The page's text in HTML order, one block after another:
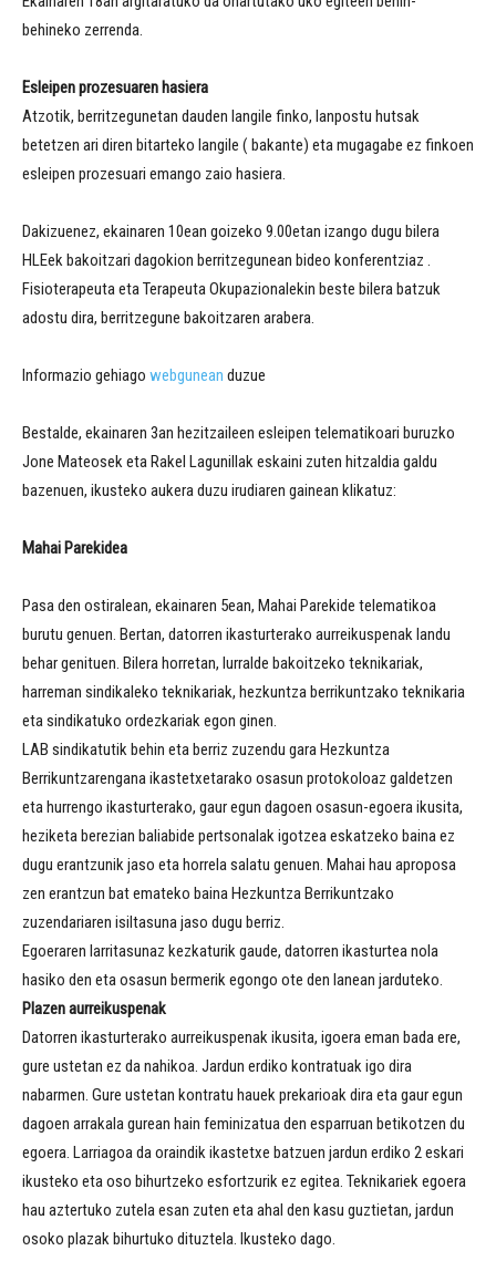
behineko zerrenda.
Esleipen prozesuaren hasiera
Atzotik, berritzegunetan dauden langile finko, lanpostu hutsak
betetzen ari diren bitarteko langile ( bakante) eta mugagabe ez finkoen
esleipen prozesuari emango zaio hasiera.
Dakizuenez, ekainaren 10ean goizeko 9.00etan izango dugu bilera
HLEek bakoitzari dagokion berritzegunean bideo konferentziaz .
Fisioterapeuta eta Terapeuta Okupazionalekin beste bilera batzuk
adostu dira, berritzegune bakoitzaren arabera.
Informazio gehiago webgunean duzue
Bestalde, ekainaren 3an hezitzaileen esleipen telematikoari buruzko
Jone Mateosek eta Rakel Lagunillak eskaini zuten hitzaldia galdu
bazenuen, ikusteko aukera duzu irudiaren gainean klikatuz:
Mahai Parekidea
Pasa den ostiralean, ekainaren 5ean, Mahai Parekide telematikoa
burutu genuen. Bertan, datorren ikasturterako aurreikuspenak landu
behar genituen. Bilera horretan, lurralde bakoitzeko teknikariak,
harreman sindikaleko teknikariak, hezkuntza berrikuntzako teknikaria
eta sindikatuko ordezkariak egon ginen.
LAB sindikatutik behin eta berriz zuzendu gara Hezkuntza
Berrikuntzarengana ikastetxetarako osasun protokoloaz galdetzen
eta hurrengo ikasturterako, gaur egun dagoen osasun-egoera ikusita,
heziketa berezian baliabide pertsonalak igotzea eskatzeko baina ez
dugu erantzunik jaso eta horrela salatu genuen. Mahai hau aproposa
zen erantzun bat emateko baina Hezkuntza Berrikuntzako
zuzendariaren isiltasuna jaso dugu berriz.
Egoeraren larritasunaz kezkaturik gaude, datorren ikasturtea nola
hasiko den eta osasun bermerik egongo ote den lanean jarduteko.
Plazen aurreikuspenak
Datorren ikasturterako aurreikuspenak ikusita, igoera eman bada ere,
gure ustetan ez da nahikoa. Jardun erdiko kontratuak igo dira
nabarmen. Gure ustetan kontratu hauek prekarioak dira eta gaur egun
dagoen arrakala gurean hain feminizatua den esparruan betikotzen du
egoera. Larriagoa da oraindik ikastetxe batzuen jardun erdiko 2 eskari
ikusteko eta oso bihurtzeko esfortzurik ez egitea. Teknikariek egoera
hau aztertuko zutela esan zuten eta ahal den kasu guztietan, jardun
osoko plazak bihurtuko dituztela. Ikusteko dago.